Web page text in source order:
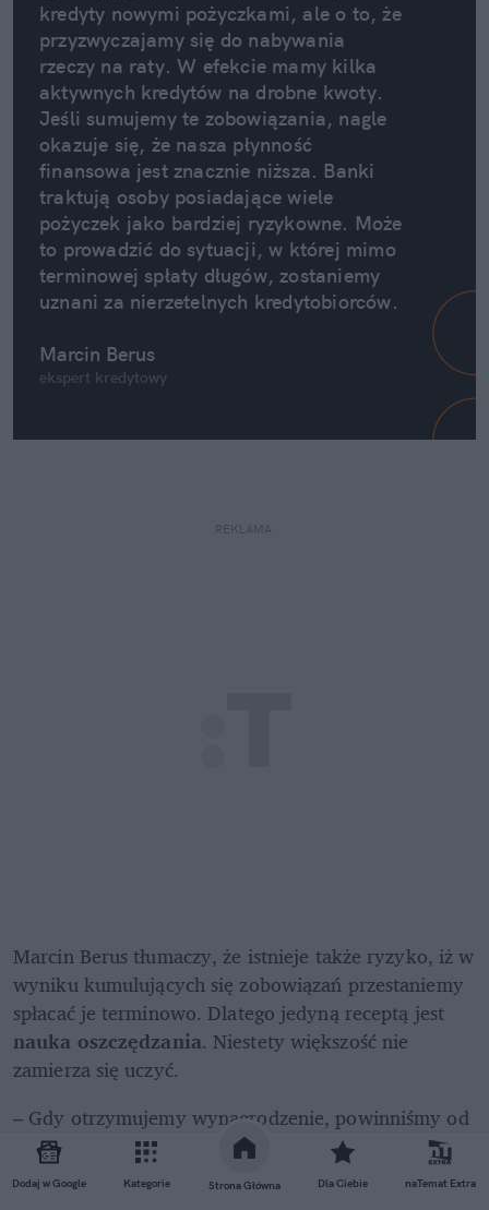
Dodaj w Google Kategorie Strona Główna Dla Ciebie naTemat Extra
kredyty nowymi pożyczkami, ale o to, że
przyzwyczajamy się do nabywania
rzeczy na raty. W efekcie mamy kilka
aktywnych kredytów na drobne kwoty.
Jeśli sumujemy te zobowiązania, nagle
okazuje się, że nasza płynność
finansowa jest znacznie niższa. Banki
traktują osoby posiadające wiele
pożyczek jako bardziej ryzykowne. Może
to prowadzić do sytuacji, w której mimo
terminowej spłaty długów, zostaniemy
uznani za nierzetelnych kredytobiorców.
Marcin Berus
ekspert kredytowy
REKLAMA
Marcin Berus tłumaczy, że istnieje także ryzyko, iż w
wyniku kumulujących się zobowiązań przestaniemy
spłacać je terminowo. Dlatego jedyną receptą jest
nauka oszczędzania. Niestety większość nie
zamierza się uczyć.
– Gdy otrzymujemy wynagrodzenie, powinniśmy od
razu przeznaczyć część na oszczędności – czy to w
formie bezpiecznych lokat, obligacji, czy planów